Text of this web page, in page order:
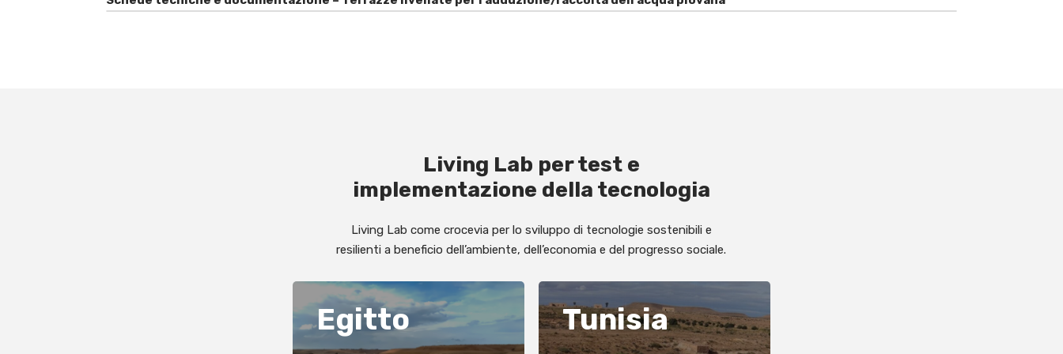
Living Lab per test e
implementazione della tecnologia
Living Lab come crocevia per lo sviluppo di tecnologie sostenibili e
resilienti a beneficio dell’ambiente, dell’economia e del progresso sociale.
Egitto Tunisia